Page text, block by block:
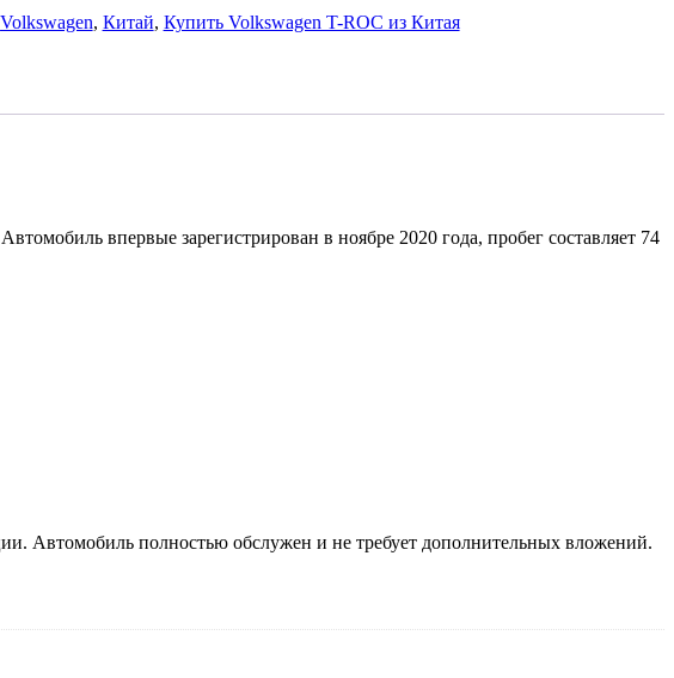
Volkswagen, Китай, Купить Volkswagen T-ROC из Китая
впервые зарегистрирован в ноябре 2020 года, пробег составляет 74
Автомобиль полностью обслужен и не требует дополнительных вложений.